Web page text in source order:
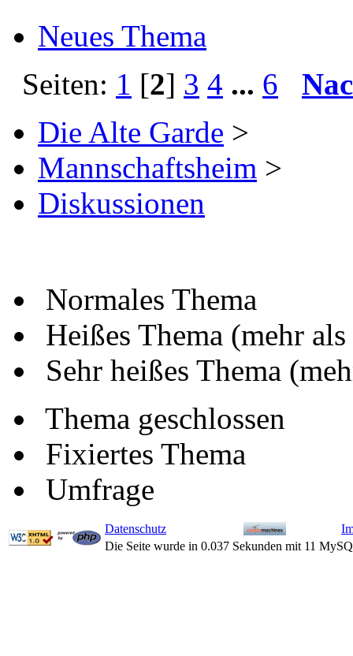
Neues Thema
Seiten: 1 [2] 3 4 ... 6
Die Alte Garde >
Mannschaftsheim >
Diskussionen
Normales Thema
Heißes Thema (mehr
Sehr heißes Thema
Thema geschlossen
Fixiertes Thema
Umfrage
Datenschutz
Die Seite wurde in 0.037 Sekunden mit 11